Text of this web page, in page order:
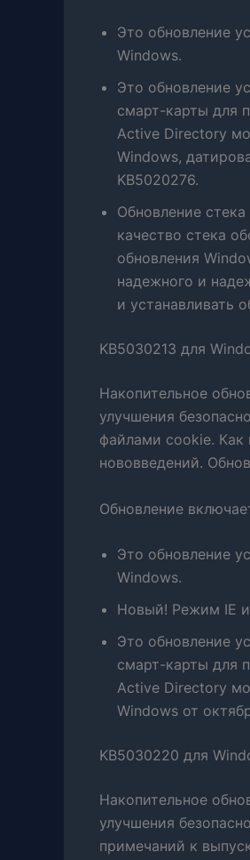
Это обновление
Windows.
Это обновление
смарт-карты для
Active Directory
Windows,
KB5020276.
Обновление
качество стека
обновления
надежного и
и устанавливать
KB5030213 для
Накопительное
улучшения
файлами cookie. Как
нововведений.
Обновление
Это обновление
Windows.
Новый! Режим IE
Это обновление
смарт-карты для
Active Directory
Windows от
KB5030220 для
Накопительное
улучшения
примечаний к